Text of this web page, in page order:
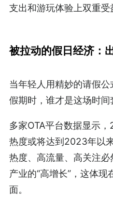
支出和游玩体验上双重受
被拉动的假日经济：
当年轻人用精妙的请假公
假期时，谁才是这场时间
多家OTA平台数据显示
热度或将达到2023年以
热度、高流量、高关注
产业的“高增长”，这体
面。